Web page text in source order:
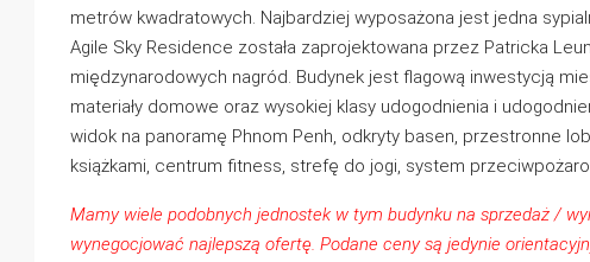
metrów kwadratowych. Najbardziej wyposażona jest jedna
Agile Sky Residence została zaprojektowana przez Patricka
międzynarodowych nagród. Budynek jest flagową inwestycją
materiały domowe oraz wysokiej klasy udogodnienia i
widok na panoramę Phnom Penh, odkryty basen, przestronne
książkami, centrum fitness, strefę do jogi, system
Mamy wiele podobnych jednostek w tym budynku na sprzedaż /
wynegocjować najlepszą ofertę. Podane ceny są jedynie